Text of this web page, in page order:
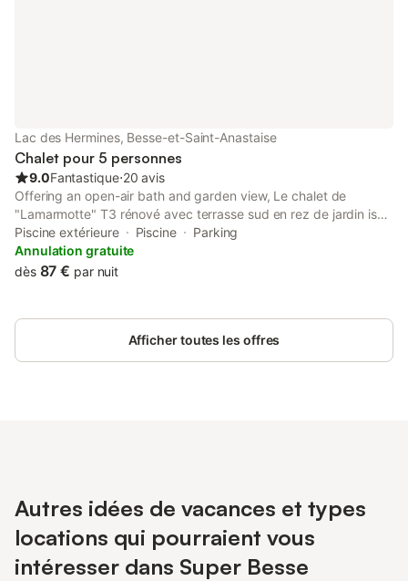
Lac des Hermines, Besse-et-Saint-Anastaise
Chalet pour 5 personnes
9.0Fantastique⋅20 avis
Offering an open-air bath and garden view, Le chalet de
"Lamarmotte" T3 rénové avec terrasse sud en rez de jardin is
situated in Super Besse, 48 km from La Grande Halle and 48 km
from Zénith d'Auvergne.
Piscine extérieure Piscine
Parking
Annulation gratuite
dès 87 € par nuit
Afficher toutes les offres
Autres idées de vacances et types
locations qui pourraient vous
intéresser dans Super Besse